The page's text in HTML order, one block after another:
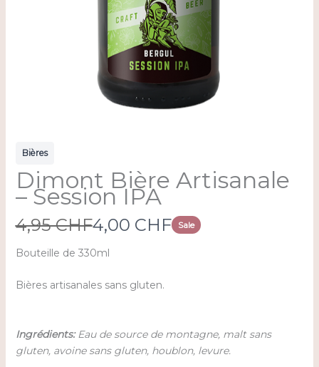
Bières
Dimont Bière Artisanale
– Session IPA
W
a
4,95 CHFN
o
4,00 CHF Sale
Bouteille de 330ml
Bières artisanales sans gluten.
Ingrédients:Eau de source de montagne, malt sans
gluten, avoine sans gluten, houblon, levure.